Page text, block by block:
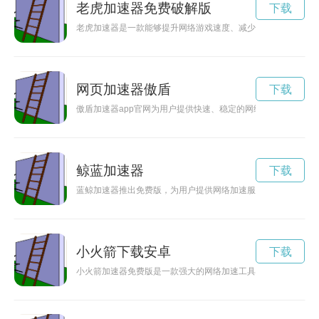
老虎加速器免费破解版
老虎加速器是一款能够提升网络游戏速度、减少卡顿现象的软
下载
网页加速器傲盾
傲盾加速器app官网为用户提供快速、稳定的网络加速服务，让
下载
鲸蓝加速器
蓝鲸加速器推出免费版，为用户提供网络加速服务，让您轻松
下载
小火箭下载安卓
小火箭加速器免费版是一款强大的网络加速工具，让用户享受
下载